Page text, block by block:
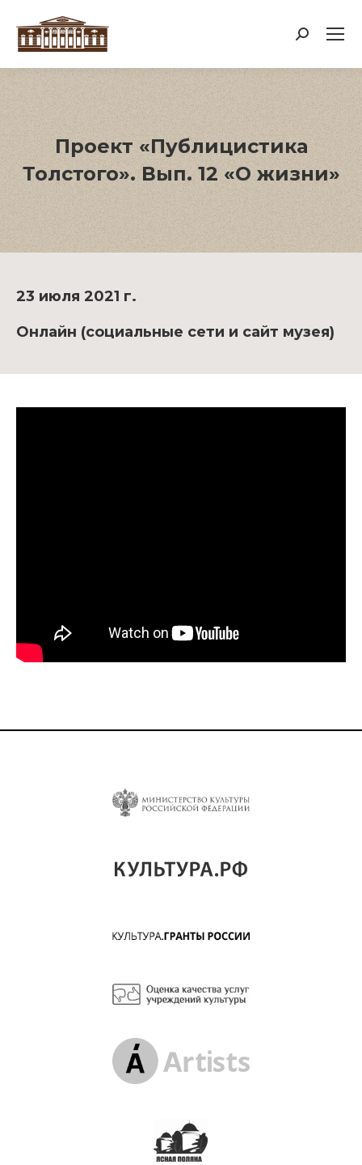
Поиск:
Проект «Публицистика
Толстого». Вып. 12 «О жизни»
23 июля 2021 г.
Онлайн (социальные сети и сайт музея)